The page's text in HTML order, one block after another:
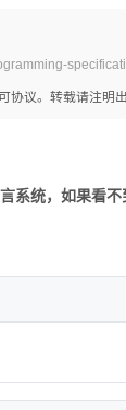
协议。转载请注明
系统，如果看不